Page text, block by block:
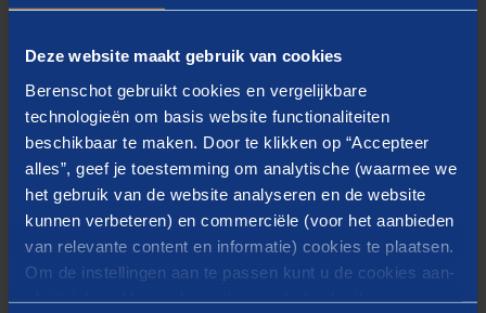
Deze website maakt gebruik van cookies
Berenschot gebruikt cookies en vergelijkbare
technologieën om basis website functionaliteiten
beschikbaar te maken. Door te klikken op “Accepteer
alles”, geef je toestemming om analytische (waarmee we
het gebruik van de website analyseren en de website
kunnen verbeteren) en commerciële (voor het aanbieden
van relevante content en informatie) cookies te plaatsen.
Om de instellingen aan te passen kunt u de cookies aan-
maatschappelijk gedragen keuzes in te maken.
Download het whitepaper hier